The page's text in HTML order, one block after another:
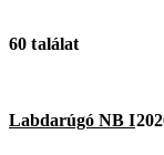
60 találat
Labdarúgó NB I